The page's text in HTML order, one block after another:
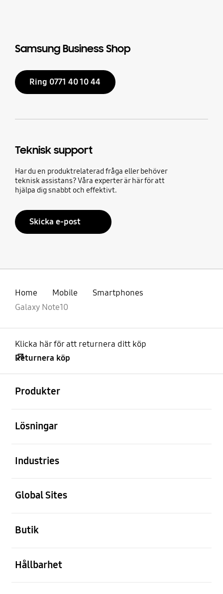
Samsung Business Shop
Ring 0771 40 10 44
Teknisk support
Har du en produktrelaterad fråga eller behöver
teknisk assistans? Våra experter är här för att
hjälpa dig snabbt och effektivt.
Skicka e-post
Home Mobile
Smartphones
Galaxy Note10
Klicka här för att returnera ditt köp
Returnera köp
Produkter
Lösningar
Industries
Global Sites
Butik
Hållbarhet